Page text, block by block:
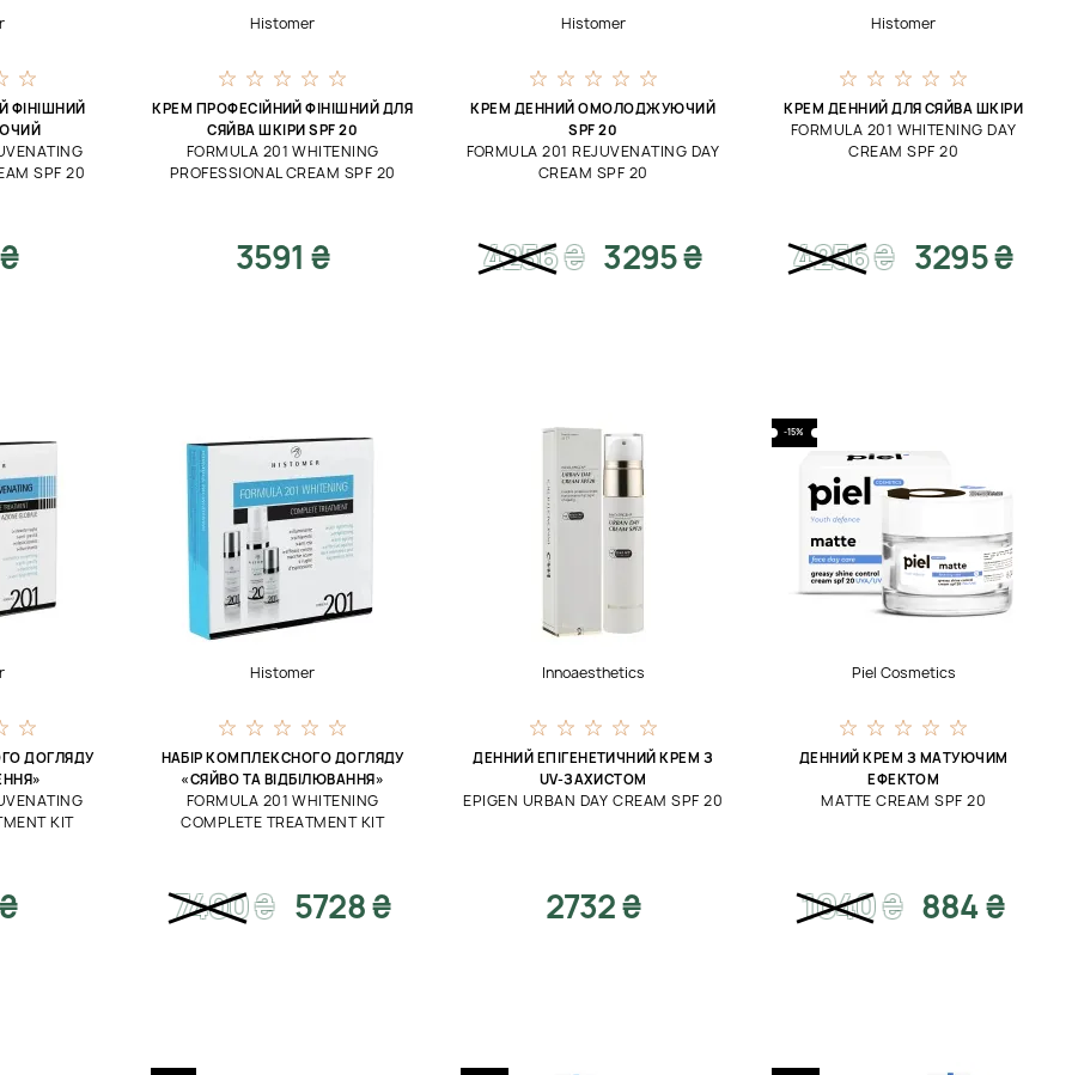
ФІНІШНИЙ
SPF 20
Histomer
КРЕМ ПРОФЕСІЙНИЙ ФІНІШНИЙ ДЛЯ
СЯЙВА ШКІРИ SPF 20
FORMULA 201 WHITENING
PROFESSIONAL CREAM SPF 20
3591 ₴
Histomer
КРЕМ ДЕННИЙ ОМОЛОДЖУЮЧИЙ
SPF 20
FORMULA 201 REJUVENATING DAY
CREAM SPF 20
4256₴ 3295 ₴
Histomer
КРЕМ ДЕННИЙ ДЛЯ СЯЙВА ШКІРИ
FORMULA 201 WHITENING DAY
CREAM SPF 20
4256₴ 3295 ₴
ДОГЛЯДУ
KIT
Histomer
НАБІР КОМПЛЕКСНОГО ДОГЛЯДУ
«СЯЙВО ТА ВІДБІЛЮВАННЯ»
FORMULA 201 WHITENING
COMPLETE TREATMENT KIT
7400₴ 5728 ₴
Innoaesthetics
ДЕННИЙ ЕПІГЕНЕТИЧНИЙ КРЕМ З
UV-ЗАХИСТОМ
EPIGEN URBAN DAY CREAM SPF 20
2732 ₴
-15%
Piel Cosmetics
ДЕННИЙ КРЕМ З МАТУЮЧИМ
ЕФЕКТОМ
MATTE CREAM SPF 20
1040₴ 884 ₴